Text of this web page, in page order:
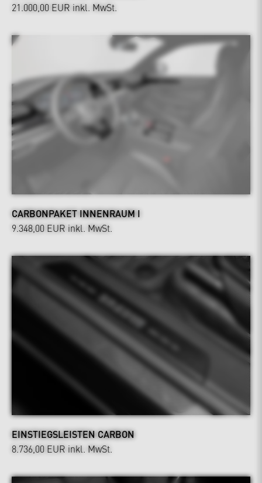
21.000,00 EUR inkl. MwSt.
CARBONPAKET INNENRAUM I
9.348,00 EUR inkl. MwSt.
EINSTIEGSLEISTEN CARBON
8.736,00 EUR inkl. MwSt.